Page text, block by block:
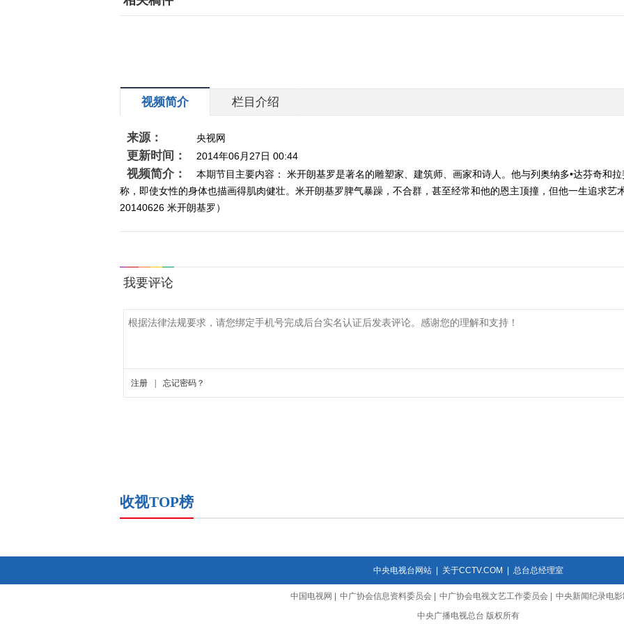
视频简介 栏目介绍
来源： 央视网
更新时间： 2014年06月27日 00:44
视频简介：
本期节目主要内容： 米开朗基罗是著名的雕塑家、建筑师、画家和诗人。他与列奥纳多•达芬奇和拉
称，即使女性的身体也描画得肌肉健壮。米开朗基罗脾气暴躁，不合群，甚至经常和他的恩主顶撞，但他一生追求艺
20140626 米开朗基罗）
收视TOP榜
中央电视台网站| 关于CCTV.COM 总台总经理室
中国电视网 中广协会信息资料委员会 中广协会电视文艺工作委员会
中央新闻纪录电
中央广播电视总台 版权所有